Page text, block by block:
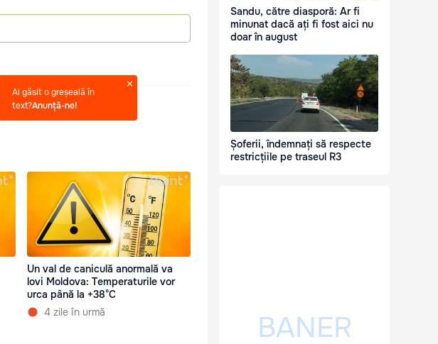
Ai găsit o greșeală în
text?Anunță-ne!
Un val de caniculă anormală va
lovi Moldova: Temperaturile vor
urca până la +38°C
4 zile în urmă
Sandu, către diasporă: Ar fi
minunat dacă ați fi fost aici nu
doar în august
Șoferii, îndemnați să respecte
restricțiile pe traseul R3